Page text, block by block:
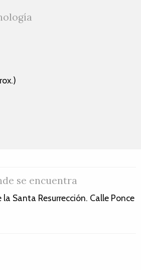
se encuentra
Santa Resurrección. Calle Ponce